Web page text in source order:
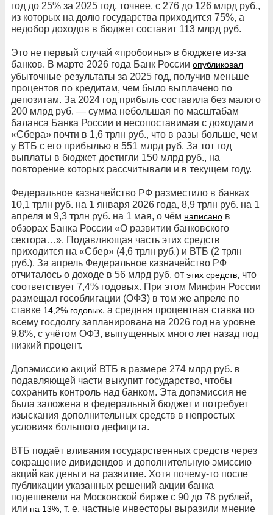
год до 25% за 2025 год, точнее, с 276 до 126 млрд руб.,
из которых на долю государства приходится 75%, а
недобор доходов в бюджет составит 113 млрд руб.
Это не первый случай «пробоины» в бюджете из-за
банков. В марте 2026 года Банк России опубликовал
убыточные результаты за 2025 год, получив меньше
процентов по кредитам, чем было выплачено по
депозитам. За 2024 год прибыль составила без малого
200 млрд руб. — сумма небольшая по масштабам
баланса Банка России и несопоставимая с доходами
«Сбера» почти в 1,6 трлн руб., что в разы больше, чем
у ВТБ с его прибылью в 551 млрд руб. За тот год
выплаты в бюджет достигли 150 млрд руб., на
повторение которых рассчитывали и в текущем году.
Федеральное казначейство РФ разместило в банках
10,1 трлн руб. на 1 января 2026 года, 8,9 трлн руб. на 1
апреля и 9,3 трлн руб. на 1 мая, о чём написано в
обзорах Банка России «О развитии банковского
сектора…». Подавляющая часть этих средств
приходится на «Сбер» (4,6 трлн руб.) и ВТБ (2 трлн
руб.). За апрель Федеральное казначейство РФ
отчиталось о доходе в 56 млрд руб. от этих средств, что
соответствует 7,4% годовых. При этом Минфин России
размещал гособлигации (ОФЗ) в том же апреле по
ставке 14,2% годовых, а средняя процентная ставка по
всему госдолгу запланирована на 2026 год на уровне
9,8%, с учётом ОФЗ, выпущенных много лет назад под
низкий процент.
Допэмиссию акций ВТБ в размере 274 млрд руб. в
подавляющей части выкупит государство, чтобы
сохранить контроль над банком. Эта допэмиссия не
была заложена в федеральный бюджет и потребует
изыскания дополнительных средств в непростых
условиях большого дефицита.
ВТБ подаёт вливания государственных средств через
сокращение дивидендов и дополнительную эмиссию
акций как деньги на развитие. Хотя почему-то после
публикации указанных решений акции банка
подешевели на Московской бирже с 90 до 78 рублей,
или на 13%, т. е. частные инвесторы выразили мнение